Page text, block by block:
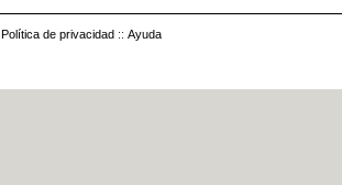
Política de privacidad :: Ayuda